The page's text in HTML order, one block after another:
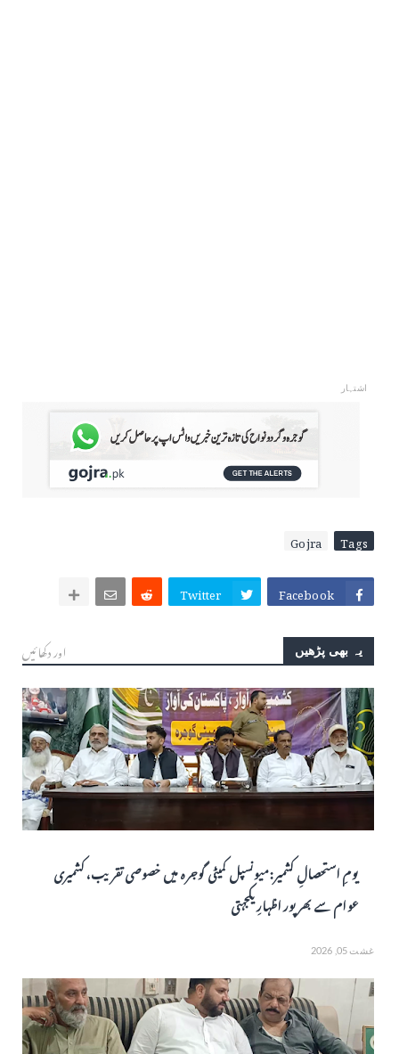
اشتہار
Tags
Gojra
Facebook
Twitter
یہ بھی پڑھیں اور دکھائیں
یومِ استحصالِ کشمیر: میونسپل کمیٹی گوجرہ میں خصوصی تقریب، کشمیری
عوام سے بھرپور اظہارِ یکجہتی
غشت 05, 2026